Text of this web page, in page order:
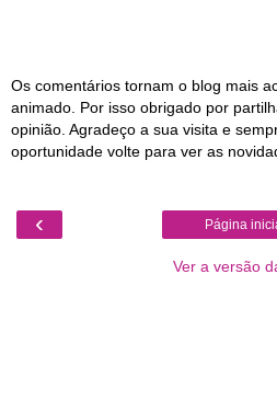
Os comentários tornam o blog mais
animado. Por isso obrigado por
opinião. Agradeço a sua visita e
oportunidade volte para ver as
‹ Página
Ver a versão